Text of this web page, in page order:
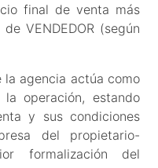
final de venta más
VENDEDOR (según
la agencia actúa como
operación, estando
y sus condiciones
del propietario-
formalización del